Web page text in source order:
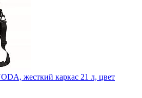
жесткий каркас 21 л, цвет